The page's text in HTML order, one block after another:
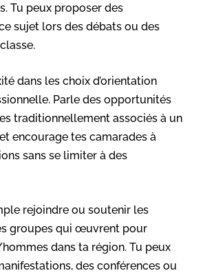
Tu peux proposer des
sujet lors des débats ou des
dans les choix d’orientation
Parle des opportunités
traditionnellement associés à un
encourage tes camarades à
sans se limiter à des
rejoindre ou soutenir les
groupes qui œuvrent pour
dans ta région. Tu peux
des conférences ou